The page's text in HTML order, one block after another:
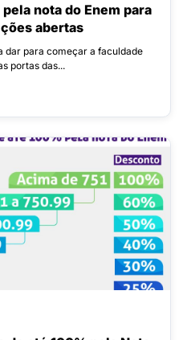
nota do Enem para
abertas
dar para começar a faculdade
portas das...